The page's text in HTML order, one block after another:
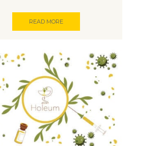
READ MORE